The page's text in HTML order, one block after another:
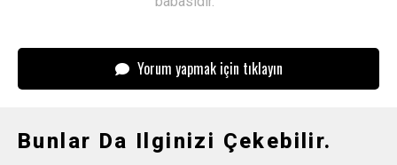
Yorum yapmak için tıklayın
Bunlar Da Ilginizi Çekebilir.